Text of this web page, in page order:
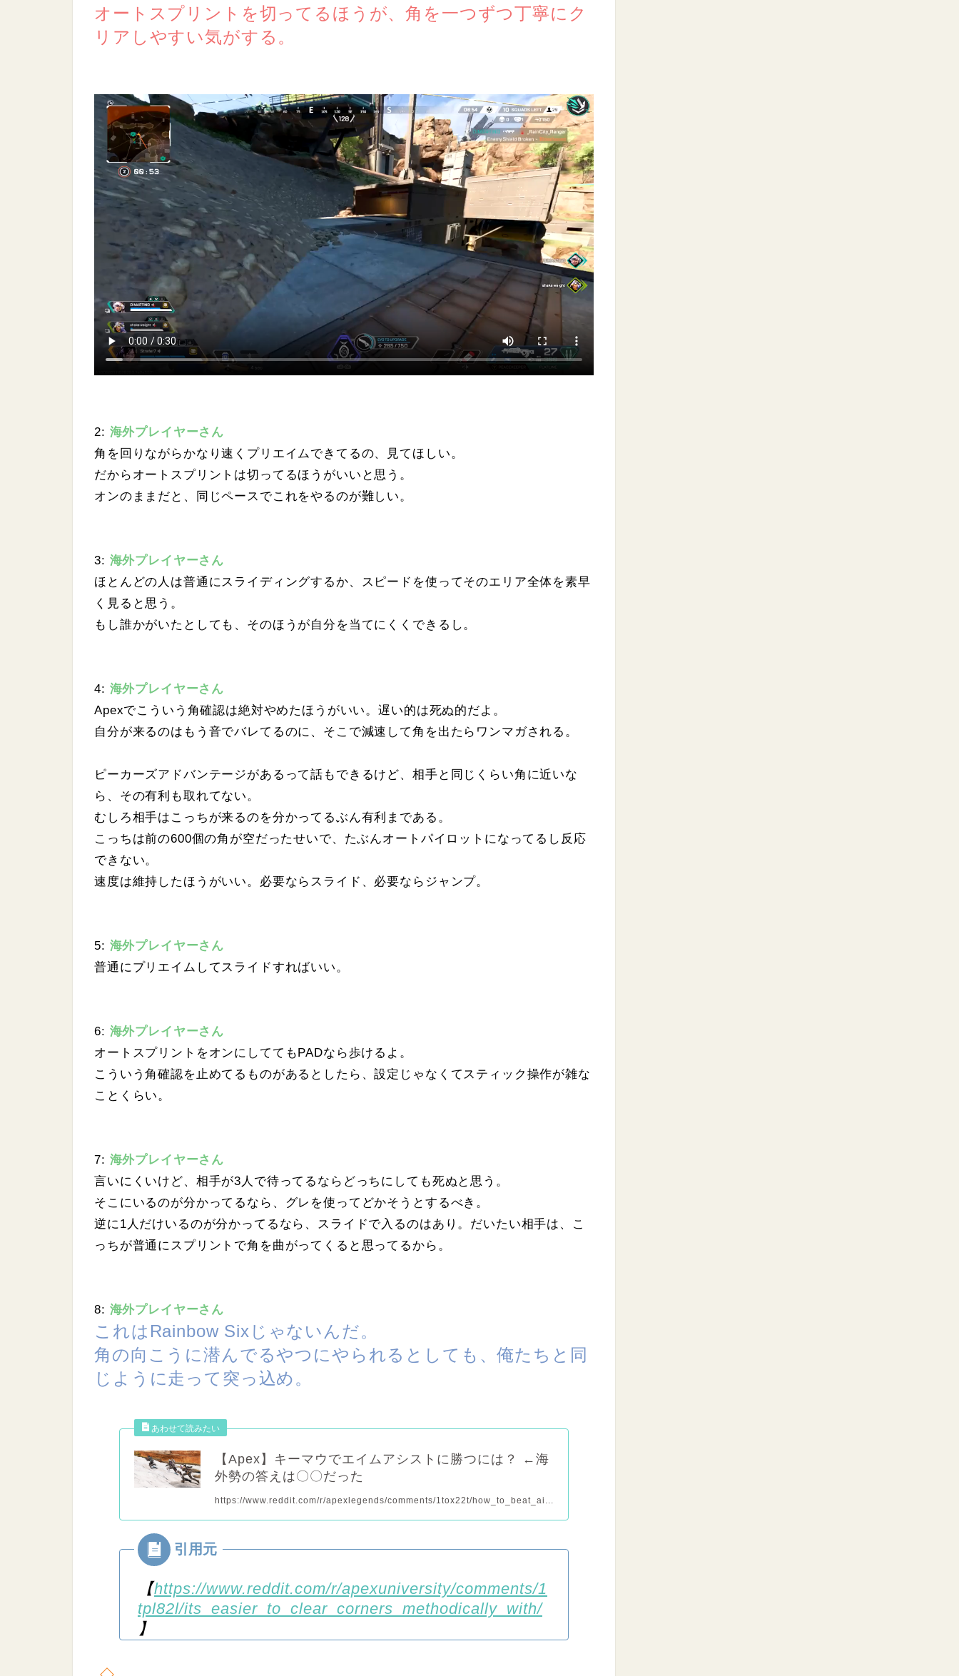
オートスプリントを切ってるほうが、角を一つずつ丁寧にク
リアしやすい気がする。
2: 海外プレイヤーさん
角を回りながらかなり速くプリエイムできてるの、見てほしい。
だからオートスプリントは切ってるほうがいいと思う。
オンのままだと、同じペースでこれをやるのが難しい。
3: 海外プレイヤーさん
ほとんどの人は普通にスライディングするか、スピードを使ってそのエリア全体を素早
く見ると思う。
もし誰かがいたとしても、そのほうが自分を当てにくくできるし。
4: 海外プレイヤーさん
Apexでこういう角確認は絶対やめたほうがいい。遅い的は死ぬ的だよ。
自分が来るのはもう音でバレてるのに、そこで減速して角を出たらワンマガされる。
ピーカーズアドバンテージがあるって話もできるけど、相手と同じくらい角に近いな
ら、その有利も取れてない。
むしろ相手はこっちが来るのを分かってるぶん有利まである。
こっちは前の600個の角が空だったせいで、たぶんオートパイロットになってるし反応
できない。
速度は維持したほうがいい。必要ならスライド、必要ならジャンプ。
5: 海外プレイヤーさん
普通にプリエイムしてスライドすればいい。
6: 海外プレイヤーさん
オートスプリントをオンにしててもPADなら歩けるよ。
こういう角確認を止めてるものがあるとしたら、設定じゃなくてスティック操作が雑な
ことくらい。
7: 海外プレイヤーさん
言いにくいけど、相手が3人で待ってるならどっちにしても死ぬと思う。
そこにいるのが分かってるなら、グレを使ってどかそうとするべき。
逆に1人だけいるのが分かってるなら、スライドで入るのはあり。だいたい相手は、こ
っちが普通にスプリントで角を曲がってくると思ってるから。
8: 海外プレイヤーさん
これはRainbow Sixじゃないんだ。
角の向こうに潜んでるやつにやられるとしても、俺たちと同
じように走って突っ込め。
【Apex】キーマウでエイムアシストに勝つには？ ←海
外勢の答えは〇〇だった
https://www.reddit.com/r/apexlegends/comments/1tox22t/how_to_beat_ai...
【https://www.reddit.com/r/apexuniversity/comments/1
tpl82l/its_easier_to_clear_corners_methodically_with/
】